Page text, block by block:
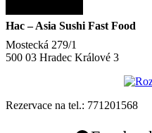
Hac – Asia Sushi Fast Food
Mostecká 279/1
500 03 Hradec Králové 3
Rezervace na tel.: 771201568